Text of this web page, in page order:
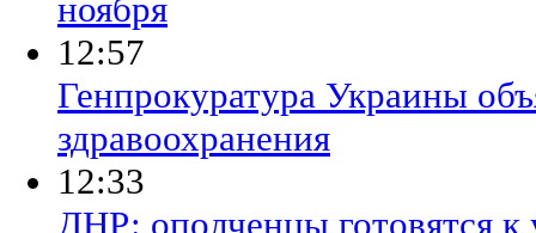
ноября
12:57
Генпрокуратура Украины
здравоохранения
12:33
ДНР: ополченцы готовятся